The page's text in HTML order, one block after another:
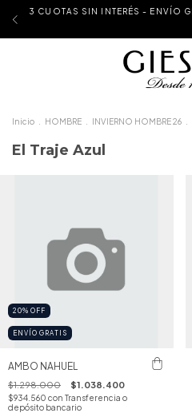
3 CUOTAS SIN INTERÉS - ENVÍO
Inicio HOMBRE INVIERNO HOMBRE 26
El Traje Azul
20% OFF
ENVÍO GRATIS
AMBO NAHUEL
$1.298.000 $1.038.400
$934.560 con Transferencia o
depósito bancario